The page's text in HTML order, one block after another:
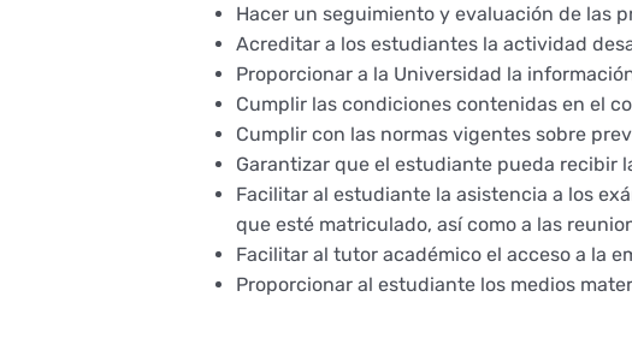
Hacer un seguimiento y evaluación de las
Acreditar a los estudiantes la actividad
Proporcionar a la Universidad la
Cumplir las condiciones contenidas en el
Cumplir con las normas vigentes sobre
Garantizar que el estudiante pueda recibir
Facilitar al estudiante la asistencia a los
que esté matriculado, así como a las
Facilitar al tutor académico el acceso a la
Proporcionar al estudiante los medios